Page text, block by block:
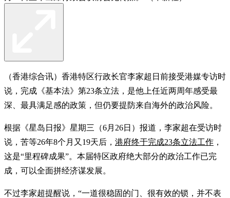
（香港综合讯）香港特区行政长官李家超日前接受港媒专访时
说，完成《基本法》第23条立法，是他上任近两周年感受最
深、最具满足感的政策，但仍要提防来自海外的政治风险。
根据《星岛日报》星期三（6月26日）报道，李家超在受访时
说，苦等26年8个月又19天后， 港府终于完成23条立法工作 ，
这是“里程碑成果”。本届特区政府绝大部分的政治工作已完
成，可以全面拼经济谋发展。
不过李家超提醒说，“一道很稳固的门、很有效的锁，并不表